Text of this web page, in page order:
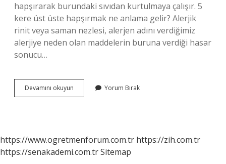
hapşırarak burundaki sıvıdan kurtulmaya çalışır. 5
kere üst üste hapşırmak ne anlama gelir? Alerjik
rinit veya saman nezlesi, alerjen adını verdiğimiz
alerjiye neden olan maddelerin buruna verdiği hasar
sonucu…
Devamını okuyun
Üste
Gelir
Yorum Bırak
https://www.ogretmenforum.com.tr https://zih.com.tr
https://senakademi.com.trSitemap